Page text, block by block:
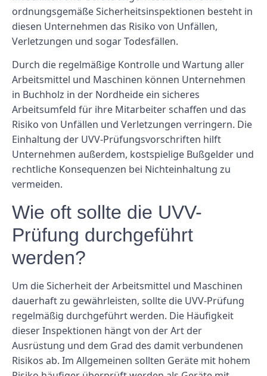
ordnungsgemäße Sicherheitsinspektionen besteht in
diesen Unternehmen das Risiko von Unfällen,
Verletzungen und sogar Todesfällen.
Durch die regelmäßige Kontrolle und Wartung aller
Arbeitsmittel und Maschinen können Unternehmen
in Buchholz in der Nordheide ein sicheres
Arbeitsumfeld für ihre Mitarbeiter schaffen und das
Risiko von Unfällen und Verletzungen verringern. Die
Einhaltung der UVV-Prüfungsvorschriften hilft
Unternehmen außerdem, kostspielige Bußgelder und
rechtliche Konsequenzen bei Nichteinhaltung zu
vermeiden.
Wie oft sollte die UVV-
Prüfung durchgeführt
werden?
Um die Sicherheit der Arbeitsmittel und Maschinen
dauerhaft zu gewährleisten, sollte die UVV-Prüfung
regelmäßig durchgeführt werden. Die Häufigkeit
dieser Inspektionen hängt von der Art der
Ausrüstung und dem Grad des damit verbundenen
Risikos ab. Im Allgemeinen sollten Geräte mit hohem